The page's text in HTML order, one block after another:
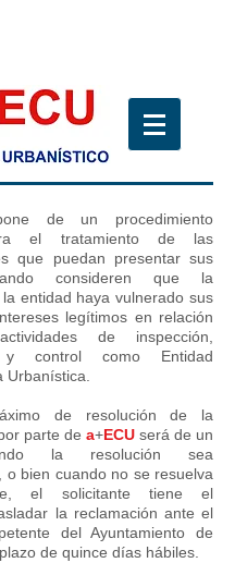
de un procedimiento
el tratamiento de las
que puedan presentar sus
consideren que la
entidad haya vulnerado sus
legítimos en relación
de inspección,
y control como Entidad
Urbanística.
de resolución de la
parte de a+ECU será de un
la resolución sea
o bien cuando no se resuelva
el solicitante tiene el
la reclamación ante el
del Ayuntamiento de
de quince días hábiles.